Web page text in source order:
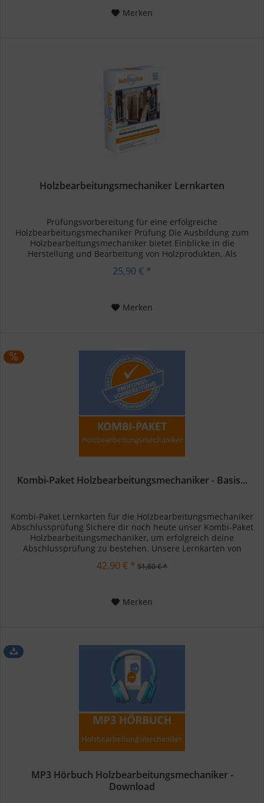
Merken
Holzbearbeitungsmechaniker Lernkarten
Prüfungsvorbereitung für eine erfolgreiche
Holzbearbeitungsmechaniker Prüfung Die Ausbildung zum
Holzbearbeitungsmechaniker bietet Einblicke in die
Herstellung und Bearbeitung von Holzprodukten. Als
angehender Holzbearbeitungsmechaniker...
25,90 € *
Merken
Kombi-Paket Holzbearbeitungsmechaniker - Basis...
Kombi-Paket Lernkarten für die Holzbearbeitungsmechaniker
Abschlussprüfung Sichere dir noch heute unser Kombi-Paket
Holzbearbeitungsmechaniker, um erfolgreich deine
Abschlussprüfung zu bestehen. Unsere Lernkarten von
Azubishop24.de...
42,90 € * 51,80 € *
Merken
MP3 Hörbuch Holzbearbeitungsmechaniker -
Download